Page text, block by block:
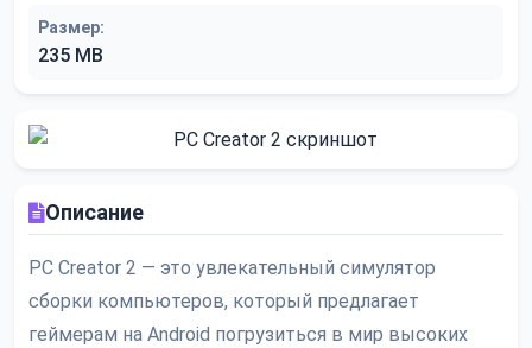
Размер:
235 MB
Описание
PC Creator 2 — это увлекательный симулятор
сборки компьютеров, который предлагает
геймерам на Android погрузиться в мир высоких